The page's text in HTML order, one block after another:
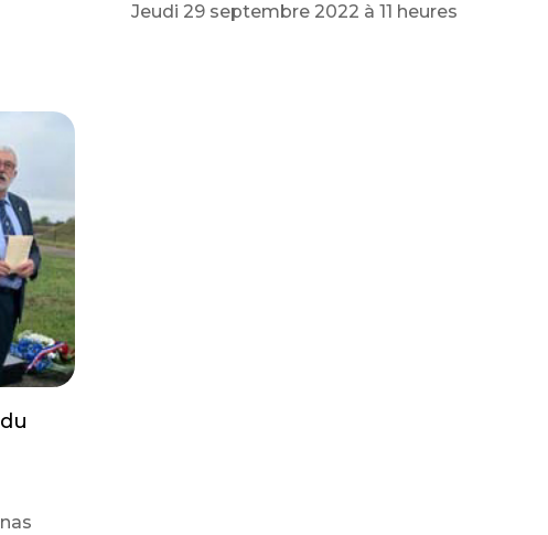
Jeudi 29 septembre 2022 à 11 heures